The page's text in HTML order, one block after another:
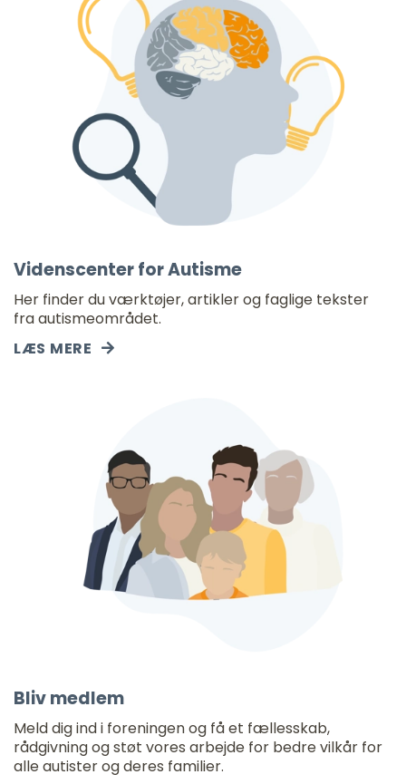
Videnscenter for Autisme
Her finder du værktøjer, artikler og faglige tekster
fra autismeområdet.
LÆS MERE
Bliv medlem
Meld dig ind i foreningen og få et fællesskab,
rådgivning og støt vores arbejde for bedre vilkår for
alle autister og deres familier.